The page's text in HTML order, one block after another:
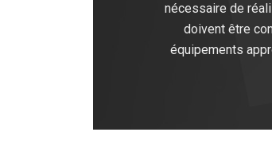
nécessaire de
doivent être
équipements